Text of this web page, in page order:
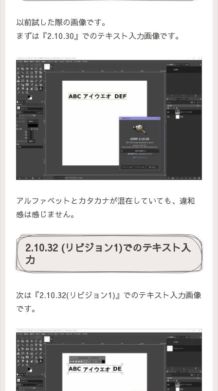
以前試した際の画像です。
まずは『2.10.30』でのテキスト入力画像です。
アルファベットとカタカナが混在していても、違和
感は感じません。
2.10.32 (リビジョン1)でのテキスト入
力
次は『2.10.32(リビジョン1)』でのテキスト入力画像
です。